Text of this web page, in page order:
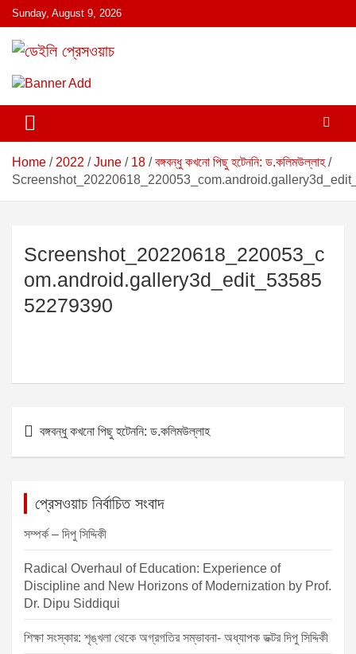
k
n
Sunday, August 9, 2026
ডেইলি প্রেসওয়াচ
Home 2022 June 18
বঙ্গবন্ধু কখনো পিছু হটেননি: ড.কলিমউল্লাহ
Screenshot_20220618_220053_c
om.android.gallery3d_edit_53585
52279390
P
বঙ্গবন্ধু কখনো পিছু হটেননি: ড.কলিমউল্লাহ
প্রেসওয়াচ নির্বাচিত সংবাদ
সম্পর্ক – দিপু সিদ্দিকী
Radical Overhaul of Education: Experience of
Discipline and New Horizons of Modernization by Prof.
Dr. Dipu Siddiqui
শিক্ষা সংস্কার: শৃঙ্খলা থেকে অগ্রগতির সম্ভাবনা- অধ্যাপক ডক্টর দিপু সিদ্দিকী